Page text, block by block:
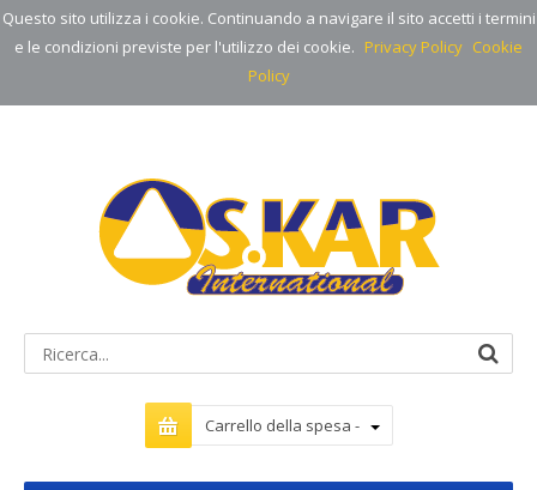
Questo sito utilizza i cookie. Continuando a navigare il sito accetti i termini
e le condizioni previste per l'utilizzo dei cookie. Privacy Policy Cookie
Policy
Carrello della spesa -